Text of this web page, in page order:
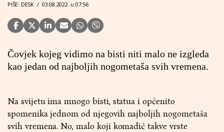
PIŠE: DESK / 03.08.2022. u 07:56
Čovjek kojeg vidimo na bisti niti malo ne izgleda
kao jedan od najboljih nogometaša svih vremena.
Na svijetu ima mnogo bisti, statua i općenito
spomenika jednom od njegovih najboljih nogometaša
svih vremena. No, malo koji komadić takve vrste